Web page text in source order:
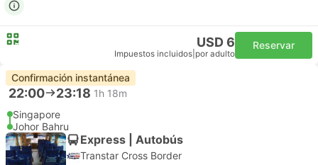
USD 6
Impuestos incluidos por adulto
Reservar
Confirmación instantánea
22:00 23:18 1h 18m
Singapore
Johor Bahru
Express | Autobús
Transtar Cross Border